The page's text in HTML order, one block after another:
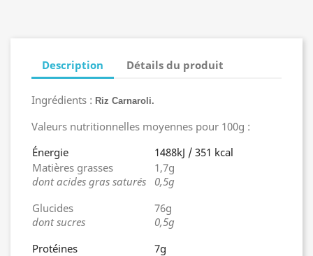
Description Détails du produit
Ingrédients : Riz Carnaroli.
Valeurs nutritionnelles moyennes pour 100g :
Énergie
1488kJ / 351 kcal
Matières grasses
dont acides gras saturés
1,7g
0,5g
Glucides
dont sucres
76g
0,5g
Protéines
7g